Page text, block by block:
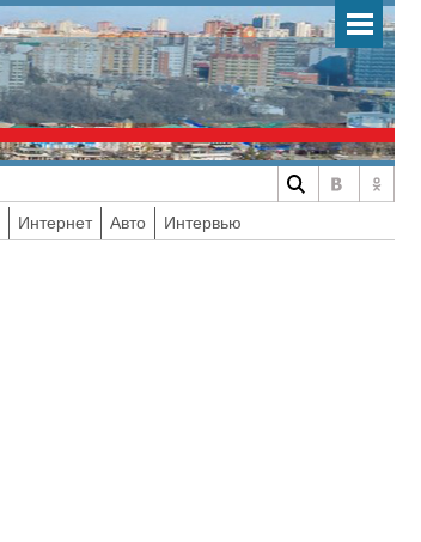
Интернет Авто Интервью